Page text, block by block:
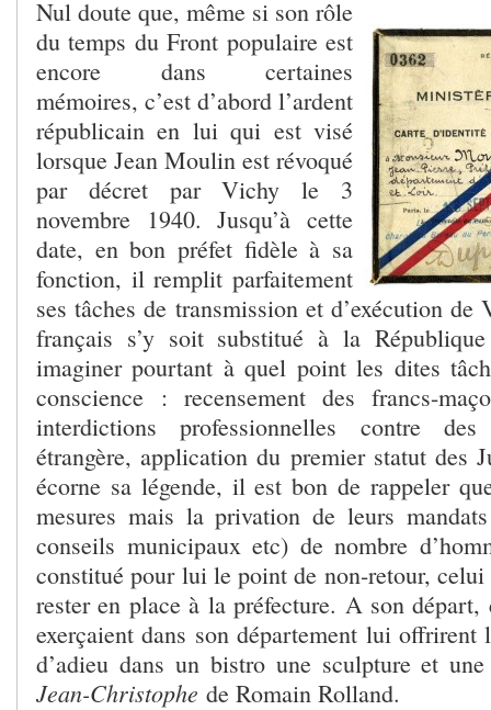
Nul doute que, même si son rôle
du temps du Front populaire est
encore dans certaines
mémoires, c’est d’abord l’ardent
républicain en lui qui est visé
lorsque Jean Moulin est révoqué
par décret par Vichy le 3
novembre 1940. Jusqu’à cette
date, en bon préfet fidèle à sa
fonction, il remplit parfaitement
ses tâches de transmission et d’exécution
français s’y soit substitué à la
imaginer pourtant à quel point les dites
conscience : recensement des francs-
interdictions professionnelles contre des
étrangère, application du premier statut
écorne sa légende, il est bon de rappeler
mesures mais la privation de leurs
conseils municipaux etc) de nombre
constitué pour lui le point de non-retour,
rester en place à la préfecture. A son départ,
exerçaient dans son département lui offrirent
d’adieu dans un bistro une sculpture et
Jean-Christophe de Romain Rolland.